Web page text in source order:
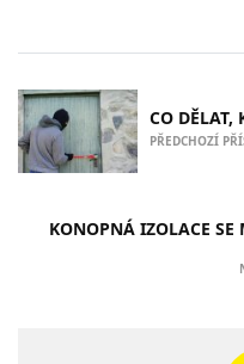
CO DĚLAT,
PŘEDCHOZÍ
KONOPNÁ IZOLACE